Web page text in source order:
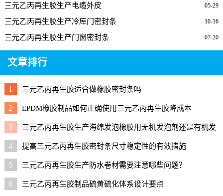
05-29
三元乙丙再生胶生产电缆外皮
10-16
三元乙丙再生胶生产冷库门密封条
07-20
三元乙丙再生胶生产门窗密封条
文章排行
1 三元乙丙再生胶适合做橡胶密封条吗
2 EPDM橡胶制品如何正确使用三元乙丙再生胶降成本
3
三元乙丙再生胶生产海绵发泡橡胶用无机发泡剂还是有机发
泡剂好？
4 提高三元乙丙再生胶密封条尺寸稳定性的有效措施
5 三元乙丙再生胶生产防水卷材需要注意哪些问题？
6 三元乙丙再生胶制品硫黄硫化体系设计要点